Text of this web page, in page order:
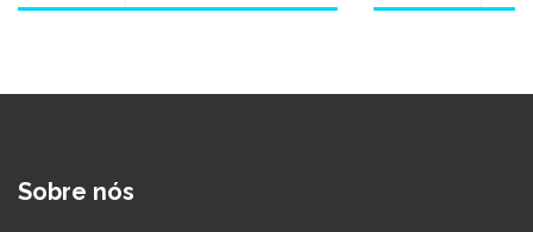
Sobre nós